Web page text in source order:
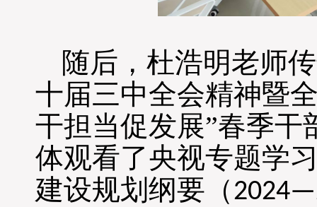
随后，杜浩明老师
十届三中全会精神暨
干担当促发展”春季干
体观看了央视专题学
建设规划纲要（